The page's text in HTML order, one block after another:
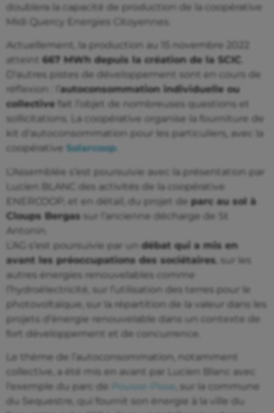
doublera la capacité de production de la coopérative
Midi Quercy Energies Citoyennes.
Actuellement, la production au 15 novembre 2022
atteint 667 MWh depuis la création de la SCIC
D’autres pistes de développement sont en cours de
réflexion : l’ autoconsommation individuelle ou
collective fait l’objet de nombreuses questions et
sollicitations. La coopérative organise la fourniture de
kit d’autoconsommation pour les particuliers, avec la
coopérative Solarcoop
L’Assemblée s’est poursuivie avec la présentation par
Lucien BLANC des activités de la coopérative
ENERCOOP, et en détail, du projet de parc au sol à
Cloups Bergas sur l’ancienne décharge de St
Antonin.
L’AG s’est poursuivie par un débat qui a mis en
avant les préoccupations des sociétaires , sur les
autres énergies renouvelables comme
l’hydroélectricité, sur l’utilisation des terres pour le
photovoltaïque, sur la répartition de la valeur dans les
projets d’énergie renouvelable dans un contexte de
fort développement et de concurrence.
Le thème de l’autoconsommation, notamment
collective, a été mis en avant par Lucien Blanc avec
l’exemple du parc de
Pousse-Pisse
, sur la commune
du Sequestre, qui fournit son énergie à la ville du